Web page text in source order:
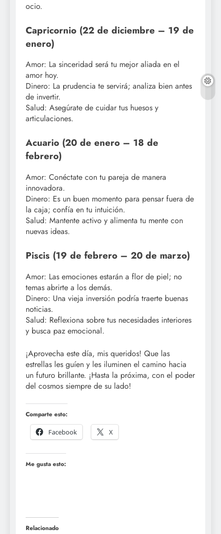
ocio.
Capricornio (22 de diciembre – 19 de
enero)
Amor: La sinceridad será tu mejor aliada en el
amor hoy.
Dinero: La prudencia te servirá; analiza bien antes
de invertir.
Salud: Asegúrate de cuidar tus huesos y
articulaciones.
Acuario (20 de enero – 18 de
febrero)
Amor: Conéctate con tu pareja de manera
innovadora.
Dinero: Es un buen momento para pensar fuera de
la caja; confía en tu intuición.
Salud: Mantente activo y alimenta tu mente con
nuevas ideas.
Piscis (19 de febrero – 20 de marzo)
Amor: Las emociones estarán a flor de piel; no
temas abrirte a los demás.
Dinero: Una vieja inversión podría traerte buenas
noticias.
Salud: Reflexiona sobre tus necesidades interiores
y busca paz emocional.
¡Aprovecha este día, mis queridos! Que las
estrellas les guíen y les iluminen el camino hacia
un futuro brillante. ¡Hasta la próxima, con el poder
del cosmos siempre de su lado!
Comparte esto:
Facebook
X
Me gusta esto:
Relacionado